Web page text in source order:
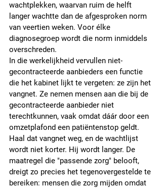
wachtplekken, waarvan ruim de helft
langer wachtte dan de afgesproken norm
van veertien weken. Voor élke
diagnosegroep wordt die norm inmiddels
overschreden.
In die werkelijkheid vervullen niet-
gecontracteerde aanbieders een functie
die het kabinet lijkt te vergeten: ze zijn het
vangnet. Ze nemen mensen aan die bij de
gecontracteerde aanbieder niet
terechtkunnen, vaak omdat dáár door een
omzetplafond een patiëntenstop geldt.
Haal dat vangnet weg, en de wachtlijst
wordt niet korter. Hij wordt langer. De
maatregel die "passende zorg" belooft,
dreigt zo precies het tegenovergestelde te
bereiken: mensen die zorg mijden omdat